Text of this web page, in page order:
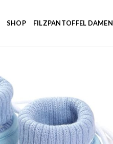
SHOP FILZPANTOFFEL DAMEN